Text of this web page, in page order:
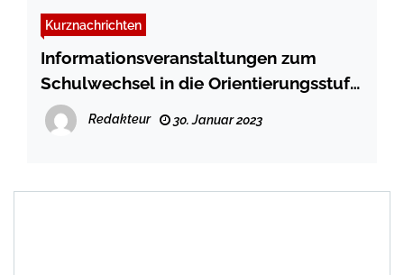
Kurznachrichten
Informationsveranstaltungen zum
Schulwechsel in die Orientierungsstufe
2023/2024 im Sommer 2023
Redakteur 30. Januar 2023